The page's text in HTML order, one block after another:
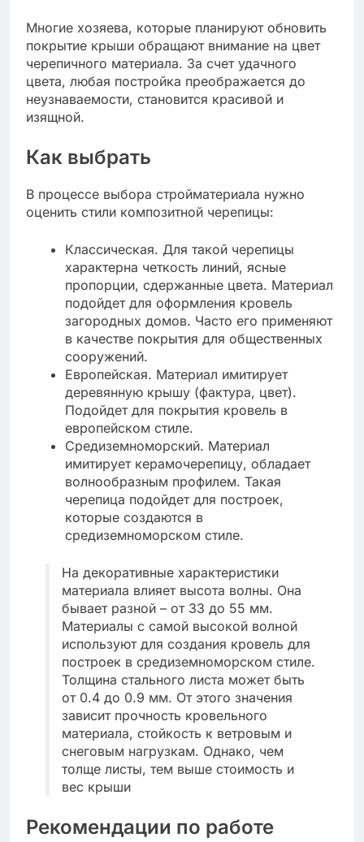
Многие хозяева, которые планируют обновить
покрытие крыши обращают внимание на цвет
черепичного материала. За счет удачного
цвета, любая постройка преображается до
неузнаваемости, становится красивой и
изящной.
Как выбрать
В процессе выбора стройматериала нужно
оценить стили композитной черепицы:
Классическая. Для такой черепицы
характерна четкость линий, ясные
пропорции, сдержанные цвета. Материал
подойдет для оформления кровель
загородных домов. Часто его применяют
в качестве покрытия для общественных
сооружений.
Европейская. Материал имитирует
деревянную крышу (фактура, цвет).
Подойдет для покрытия кровель в
европейском стиле.
Средиземноморский. Материал
имитирует керамочерепицу, обладает
волнообразным профилем. Такая
черепица подойдет для построек,
которые создаются в
средиземноморском стиле.
На декоративные характеристики
материала влияет высота волны. Она
бывает разной – от 33 до 55 мм.
Материалы с самой высокой волной
используют для создания кровель для
построек в средиземноморском стиле.
Толщина стального листа может быть
от 0.4 до 0.9 мм. От этого значения
зависит прочность кровельного
материала, стойкость к ветровым и
снеговым нагрузкам. Однако, чем
толще листы, тем выше стоимость и
вес крыши
Рекомендации по работе